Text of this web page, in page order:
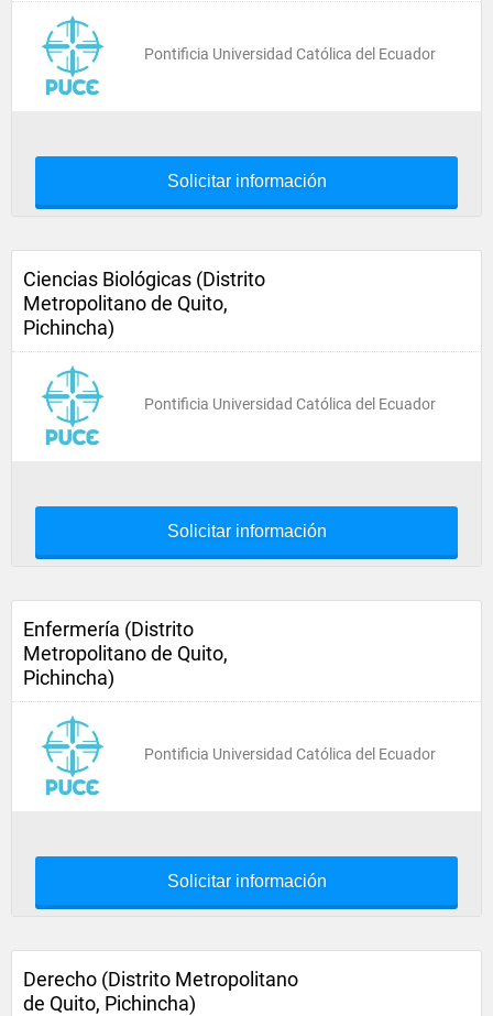
Pontificia Universidad Católica del Ecuador
Solicitar información
Ciencias Biológicas (Distrito
Metropolitano de Quito,
Pichincha)
Pontificia Universidad Católica del Ecuador
Solicitar información
Enfermería (Distrito
Metropolitano de Quito,
Pichincha)
Pontificia Universidad Católica del Ecuador
Solicitar información
Derecho (Distrito Metropolitano
de Quito, Pichincha)